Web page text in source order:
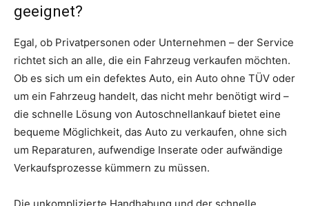
geeignet?
Egal, ob Privatpersonen oder Unternehmen – der Service
richtet sich an alle, die ein Fahrzeug verkaufen möchten.
Ob es sich um ein defektes Auto, ein Auto ohne TÜV oder
um ein Fahrzeug handelt, das nicht mehr benötigt wird –
die schnelle Lösung von Autoschnellankauf bietet eine
bequeme Möglichkeit, das Auto zu verkaufen, ohne sich
um Reparaturen, aufwendige Inserate oder aufwändige
Verkaufsprozesse kümmern zu müssen.
Die unkomplizierte Handhabung und der schnelle